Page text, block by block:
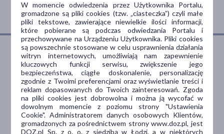
Dlaczego DOZ.pl
Niższe koszta leczenia
Darmowa dostawa do Apteki
W momencie odwiedzenia przez Użytkownika Portalu,
gromadzone są pliki cookies (tzw. „ciasteczka”) czyli małe
pliki tekstowe, zawierające niewielkie ilości informacji,
które pobierane są podczas odwiedzania Portalu i
przechowywane na Urządzeniu Użytkownika. Pliki cookies
są powszechnie stosowane w celu usprawnienia działania
witryn internetowych, umożliwiają nam zapewnienie
kluczowych funkcji serwisu, zwiększenie jego
bezpieczeństwa, ciągłe doskonalenie, personalizację
zgodnie z Twoimi preferencjami oraz wyświetlanie treści i
reklam dopasowanych do Twoich zainteresowań. Zgoda
na pliki cookies jest dobrowolna i można ją wycofać w
dowolnym momencie z poziomu strony "Ustawienia
Cookie". Administratorem danych osobowych Klientów,
gromadzonych za pośrednictwem strony www.doz.pl, jest
DOZ.pl Sp. z o. o. z siedzibą w Łodzi, a w niektórych